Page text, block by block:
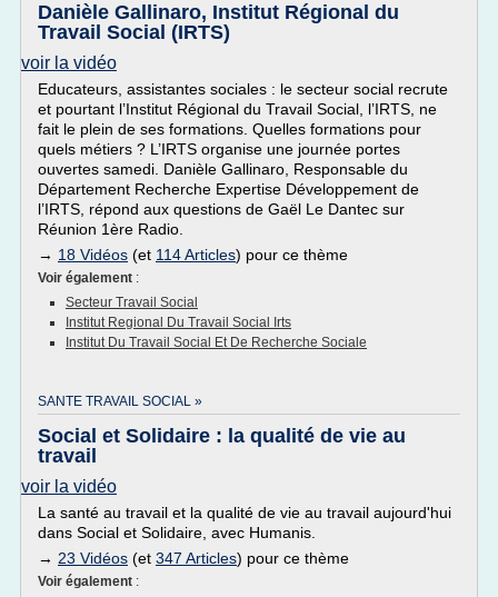
Danièle Gallinaro, Institut Régional du
Travail Social (IRTS)
voir la vidéo
Educateurs, assistantes sociales : le secteur social recrute
et pourtant l’Institut Régional du Travail Social, l’IRTS, ne
fait le plein de ses formations. Quelles formations pour
quels métiers ? L’IRTS organise une journée portes
ouvertes samedi. Danièle Gallinaro, Responsable du
Département Recherche Expertise Développement de
l’IRTS, répond aux questions de Gaël Le Dantec sur
Réunion 1ère Radio.
→ 18 Vidéos (et 114 Articles) pour ce thème
Voir également :
Secteur Travail Social
Institut Regional Du Travail Social Irts
Institut Du Travail Social Et De Recherche Sociale
SANTE TRAVAIL SOCIAL »
Social et Solidaire : la qualité de vie au
travail
voir la vidéo
La santé au travail et la qualité de vie au travail aujourd'hui
dans Social et Solidaire, avec Humanis.
→ 23 Vidéos (et 347 Articles) pour ce thème
Voir également :